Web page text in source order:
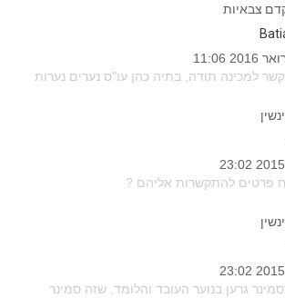
צבאיות
למכינה תודה, בתיה כהן עו"ס נערים נערות
פרטים להתקשרות אליהם ?
גרען בנוער העובד והלומד, שזה סמינר